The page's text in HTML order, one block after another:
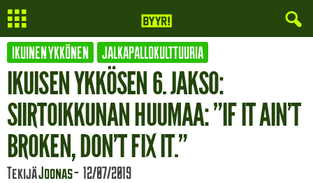
IKUINEN YKKÖNEN JALKAPALLOKULTTUURIA
IKUISEN YKKÖSEN 6. JAKSO:
SIIRTOIKKUNAN HUUMAA: ”IF IT AIN’T
BROKEN, DON’T FIX IT.”
TekijäJoonas- 12/07/2019